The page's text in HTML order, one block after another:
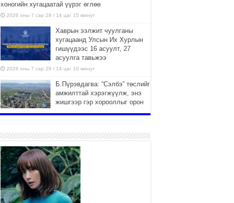
хоногийн хугацаатай үүрэг өглөө
2026 оны 7 сар 29 / 14 цаг 15 минут
Хаврын ээлжит чуулганы
хугацаанд Улсын Их Хурлын
гишүүдээс 16 асуулт, 27
асуулга тавьжээ
2026 оны 7 сар 29 / 14 цаг 10 минут
Б.Пүрэвдагва: “Сэлбэ” төслийг
амжилттай хэрэгжүүлж, энэ
жишгээр гэр хорооллыг орон
Иргэд нийгмийн харилцаа,
хөдөлмөр эрхлэхэд
тулгамдаж буй асуудлаа УИХ-
ын гишүүнд уламжиллаа
2026 оны 7 сар 29 / 9 цаг 52 минут
“СМАРТ СЭЛБЭ СИТИ”-Г
ЗОРИЛТОТ БҮЛЭГТ ХҮРГЭХ